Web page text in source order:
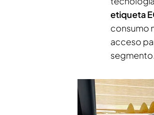
etiqueta
consumo
acceso
segmento.